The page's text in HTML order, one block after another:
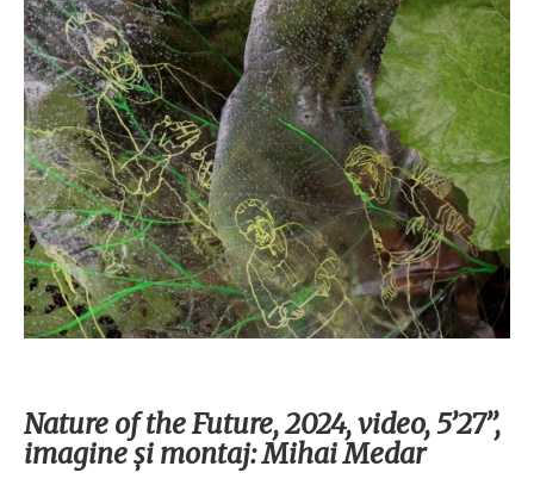
Nature of the Future, 2024, video, 5’27’’,
imagine și montaj: Mihai Medar